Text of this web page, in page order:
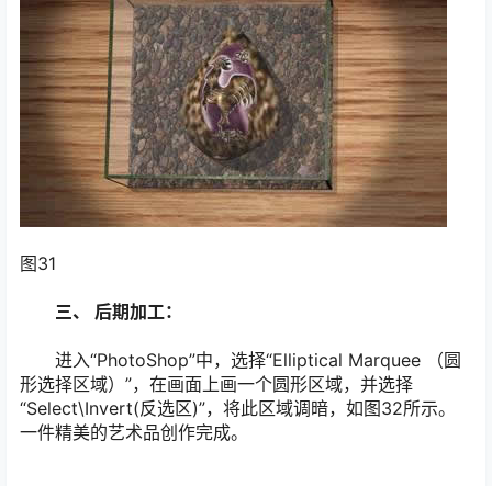
图31
三、 后期加工：
进入“PhotoShop”中，选择“Elliptical Marquee （圆
形选择区域）”，在画面上画一个圆形区域，并选择
“Select\Invert(反选区)”，将此区域调暗，如图32所示。
一件精美的艺术品创作完成。